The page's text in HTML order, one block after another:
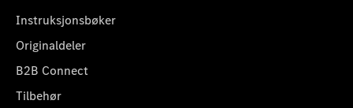
Instruksjonsbøker
Originaldeler
B2B Connect
Tilbehør